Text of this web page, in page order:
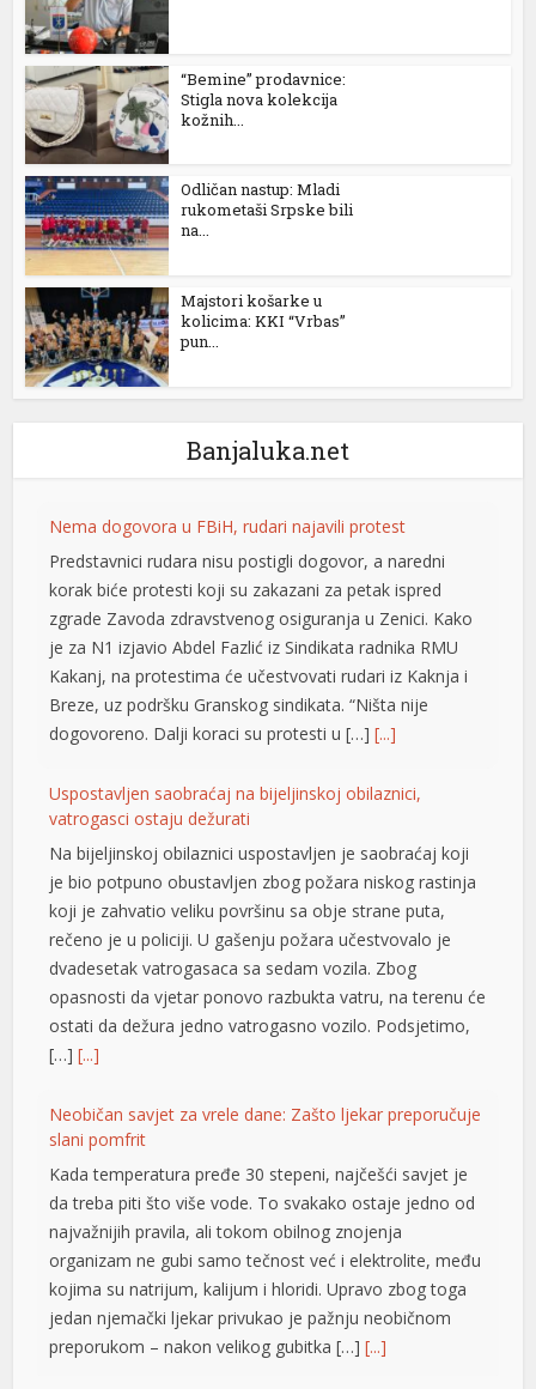
“Bemine” prodavnice:
Stigla nova kolekcija
kožnih...
Odličan nastup: Mladi
rukometaši Srpske bili
na...
Majstori košarke u
kolicima: KKI “Vrbas”
pun...
Banjaluka.net
Nema dogovora u FBiH, rudari najavili protest
Predstavnici rudara nisu postigli dogovor, a naredni
korak biće protesti koji su zakazani za petak ispred
zgrade Zavoda zdravstvenog osiguranja u Zenici. Kako
je za N1 izjavio Abdel Fazlić iz Sindikata radnika RMU
Kakanj, na protestima će učestvovati rudari iz Kaknja i
Breze, uz podršku Granskog sindikata. “Ništa nije
dogovoreno. Dalji koraci su protesti u […][...]
Uspostavljen saobraćaj na bijeljinskoj obilaznici,
vatrogasci ostaju dežurati
Na bijeljinskoj obilaznici uspostavljen je saobraćaj koji
je bio potpuno obustavljen zbog požara niskog rastinja
koji je zahvatio veliku površinu sa obje strane puta,
rečeno je u policiji. U gašenju požara učestvovalo je
dvadesetak vatrogasaca sa sedam vozila. Zbog
opasnosti da vjetar ponovo razbukta vatru, na terenu će
ostati da dežura jedno vatrogasno vozilo. Podsjetimo,
[…][...]
Neobičan savjet za vrele dane: Zašto ljekar preporučuje
slani pomfrit
Kada temperatura pređe 30 stepeni, najčešći savjet je
da treba piti što više vode. To svakako ostaje jedno od
najvažnijih pravila, ali tokom obilnog znojenja
organizam ne gubi samo tečnost već i elektrolite, među
kojima su natrijum, kalijum i hloridi. Upravo zbog toga
jedan njemački ljekar privukao je pažnju neobičnom
preporukom – nakon velikog gubitka […][...]